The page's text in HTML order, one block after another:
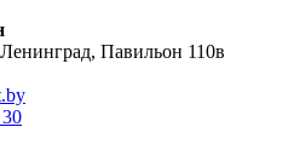
Павильон 110в